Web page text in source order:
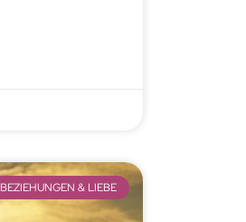
BEZIEHUNGEN & LIEBE